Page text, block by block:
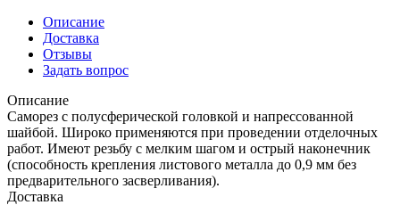
Описание
Доставка
Отзывы
Задать вопрос
Описание
Саморез с полусферической головкой и напрессованной
шайбой. Широко применяются при проведении отделочных
работ. Имеют резьбу с мелким шагом и острый наконечник
(способность крепления листового металла до 0,9 мм без
предварительного засверливания).
Доставка